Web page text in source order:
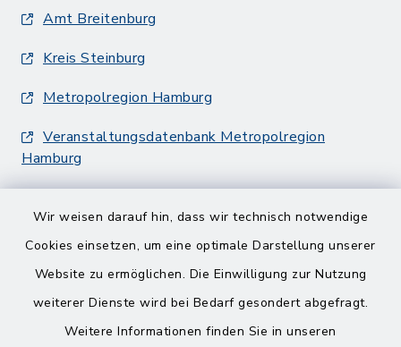
Wir weisen darauf hin, dass wir technisch notwendige
Cookies einsetzen, um eine optimale Darstellung unserer
Website zu ermöglichen. Die Einwilligung zur Nutzung
weiterer Dienste wird bei Bedarf gesondert abgefragt.
Weitere Informationen finden Sie in unseren
Amt Breitenburg
Kreis Steinburg
Metropolregion Hamburg
Veranstaltungsdatenbank Metropolregion
Hamburg
Barrierefreiheit